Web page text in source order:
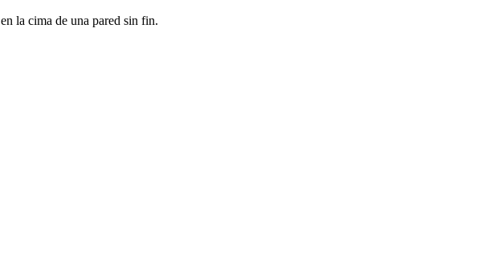
la cima de una pared sin fin.